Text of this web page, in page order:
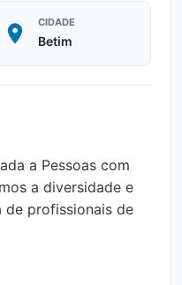
CIDADE
Betim
a Pessoas com
a diversidade e
de profissionais de